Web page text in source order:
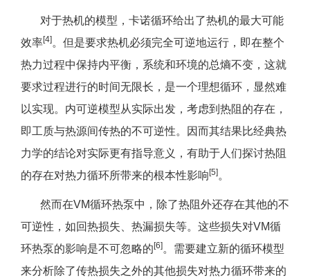
对于热机的模型，卡诺循环给出了热机的最大可能
效率[4] 。但是要求热机必须完全可逆地运行，即在整个
热力过程中保持内平衡，系统和环境的总熵不变，这就
要求过程进行的时间无限长，是一个理想循环，显然难
以实现。内可逆模型从实际出发，考虑到热阻的存在，
即工质与热源间传热的不可逆性。因而其结果比经典热
力学的结论对实际更有指导意义，有助于人们探讨热阻
的存在对热力循环所带来的根本性影响 [5] 。
然而在VM循环热泵中，除了热阻外还存在其他的不
可逆性，如回热损失、热漏损失等。这些损失对VM循
环热泵的影响是不可忽略的 [6] 。需要建立新的循环模型
来分析除了传热损失之外的其他损失对热力循环带来的